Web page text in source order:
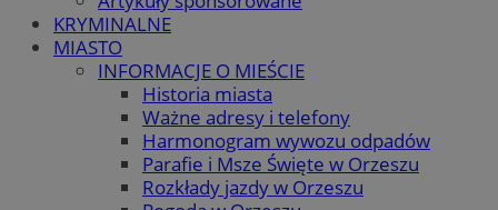
KRYMINALNE
MIASTO
INFORMACJE O MIEŚCIE
Historia miasta
Ważne adresy i telefony
Harmonogram wywozu odpadów
Parafie i Msze Święte w Orzeszu
Rozkłady jazdy w Orzeszu